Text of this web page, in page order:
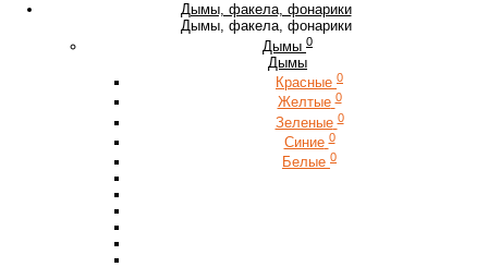
Дымы, факела, фонарики
Дымы, факела, фонарики
Дымы 0
Дымы
Красные 0
Желтые 0
Зеленые 0
Синие 0
Белые 0